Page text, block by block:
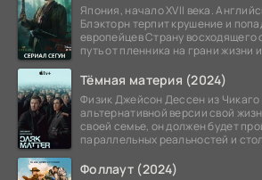
Япония, начало XVII века.
Блэкторн терпит крушение и
европейцев Страну восходящего
путь от пленника на грани жизни
Тёмная материя (2024)
Физик Джейсон Дессен из Чикаго
альтернативной версии свой
своей семье, он должен будет
параллельных реальностей и
Фоллаут (2024)